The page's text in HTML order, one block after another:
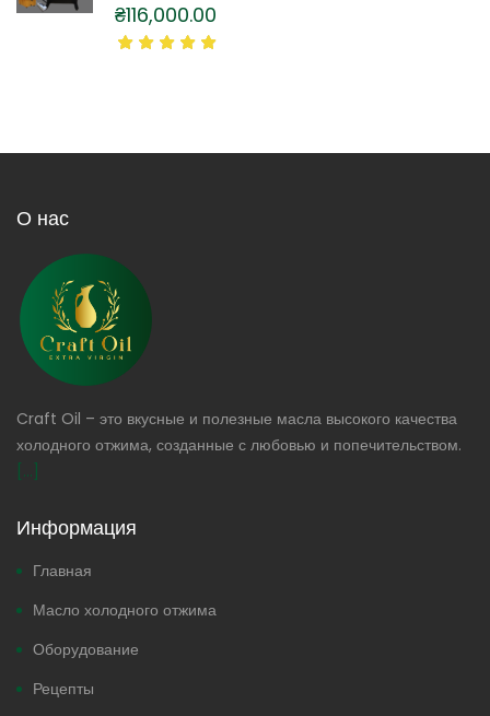
₴116,000.00
О нас
Craft Oil – это вкусные и полезные масла высокого качества
холодного отжима, созданные с любовью и попечительством.
[...]
Информация
Главная
Масло холодного отжима
Оборудование
Рецепты